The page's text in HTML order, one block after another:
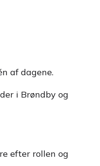
af dagene.
i Brøndby og
efter rollen og